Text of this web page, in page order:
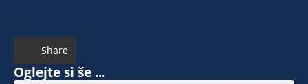
Share
Oglejte si še ...